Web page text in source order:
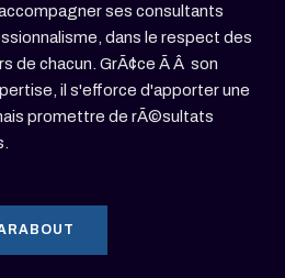
ses consultants
dans le respect des
de chacun. GrÃ¢ce Ã Â son
il s'efforce d'apporter une
promettre de rÃ©sultats